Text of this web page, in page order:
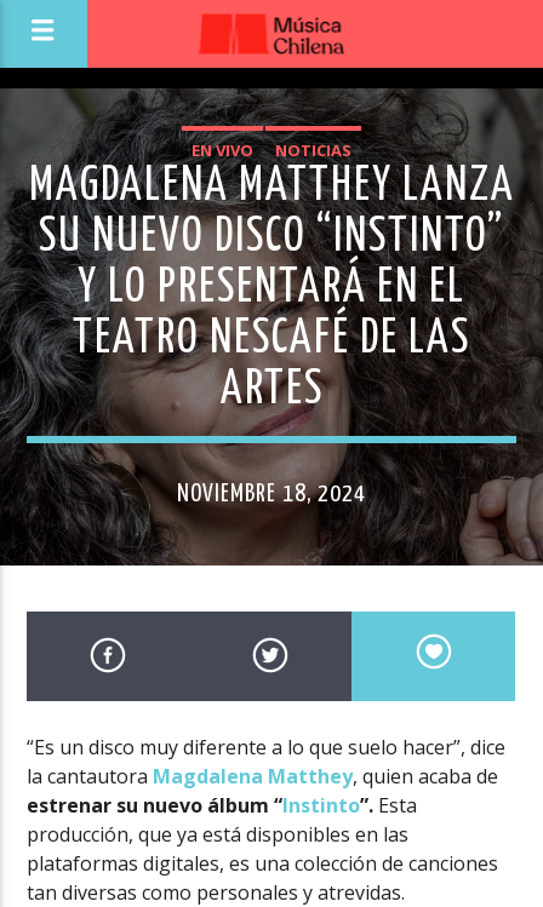
EN VIVO NOTICIAS
MAGDALENA MATTHEY LANZA
SU NUEVO DISCO “INSTINTO”
Y LO PRESENTARÁ EN EL
TEATRO NESCAFÉ DE LAS
ARTES
NOVIEMBRE 18, 2024
“Es un disco muy diferente a lo que suelo hacer”, dice
la cantautora Magdalena Matthey, quien acaba de
estrenar su nuevo álbum “Instinto”. Esta
producción, que ya está disponibles en las
plataformas digitales, es una colección de canciones
tan diversas como personales y atrevidas.